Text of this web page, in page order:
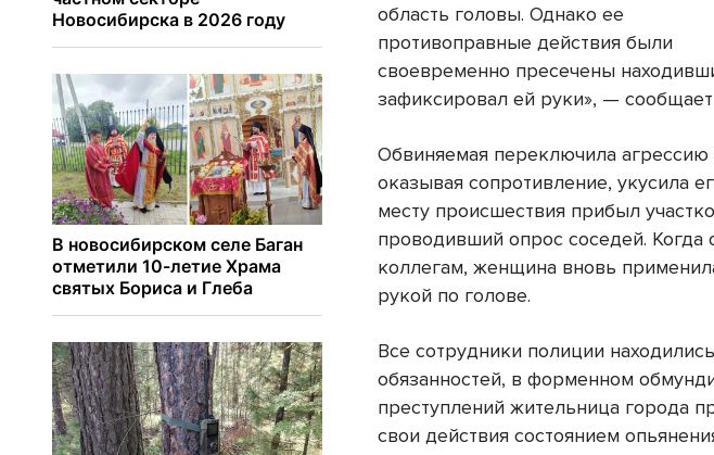
область головы. Однако ее
противоправные действия были
своевременно пресечены
зафиксировал ей руки», —
Обвиняемая переключила
оказывая сопротивление, укусила
месту происшествия прибыл
проводивший опрос соседей. Когда
коллегам, женщина вновь
рукой по голове.
Все сотрудники полиции
обязанностей, в форменном
преступлений жительница города
свои действия состоянием